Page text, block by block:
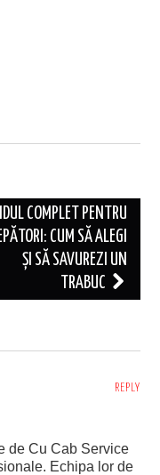
COMPLET PENTRU
CUM SĂ ALEGI
ȘI SĂ SAVUREZI UN
TRABUC
REPLY
de Cu Cab Service
Echipa lor de